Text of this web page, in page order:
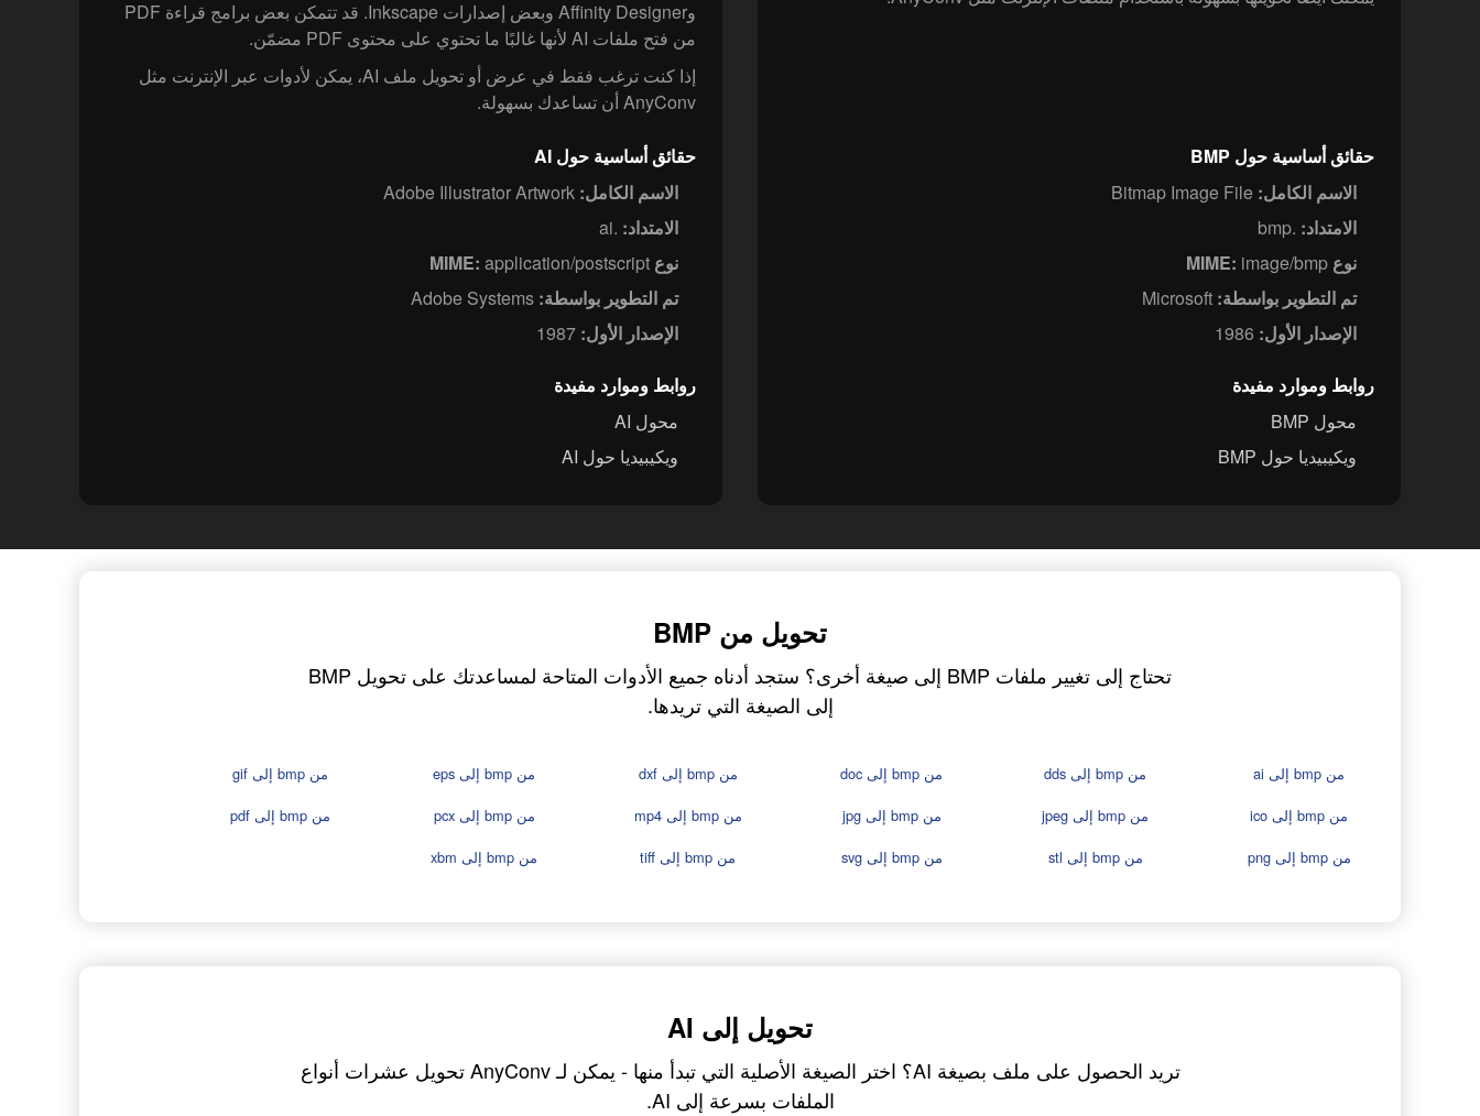
حقائق أساسية حول BMP
الاسم الكامل:
الامتداد: .bmp
نوع MIME: image/bmp
تم التطوير بواسطة:
الإصدار الأول:
روابط وموارد مفيدة
محول BMP
ويكيبيديا حول BMP
وAffinity Designer وبعض إصدارات Inkscape. قد تتمكن بعض برامج قراءة PDF
من فتح ملفات AI لأنها غالبًا ما تحتوي على محتوى PDF مضمّن.
إذا كنت ترغب فقط في عرض أو تحويل ملف AI، يمكن لأدوات عبر الإنترنت مثل
AnyConv أن تساعدك بسهولة.
حقائق أساسية حول AI
الاسم الكامل:
الامتداد: .ai
نوع MIME: application/postscript
تم التطوير بواسطة:
الإصدار الأول:
روابط وموارد مفيدة
محول AI
ويكيبيديا حول AI
تحويل من BMP
تحتاج إلى تغيير ملفات BMP إلى صيغة أخرى؟ ستجد أدناه جميع الأدوات المتاحة لمساعدتك على تحويل BMP
إلى الصيغة التي تريدها.
من bmp إلى ai من bmp إلى dds من bmp إلى doc من bmp إلى dxf من bmp إلى eps
من bmp إلى gif
من bmp إلى ico
من bmp إلى jpeg من bmp إلى jpg من bmp إلى mp4 من bmp إلى pcx
من bmp إلى pdf
من bmp إلى png
من bmp إلى stl من bmp إلى svg من bmp إلى tiff من bmp إلى xbm
تحويل إلى AI
تريد الحصول على ملف بصيغة AI؟ اختر الصيغة الأصلية التي تبدأ منها - يمكن لـ AnyConv تحويل عشرات أنواع
الملفات بسرعة إلى AI.